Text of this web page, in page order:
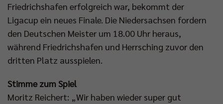
Friedrichshafen erfolgreich war, bekommt der
Ligacup ein neues Finale. Die Niedersachsen fordern
den Deutschen Meister um 18.00 Uhr heraus,
während Friedrichshafen und Herrsching zuvor den
dritten Platz ausspielen.
Stimme zum Spiel
Moritz Reichert: „Wir haben wieder super gut